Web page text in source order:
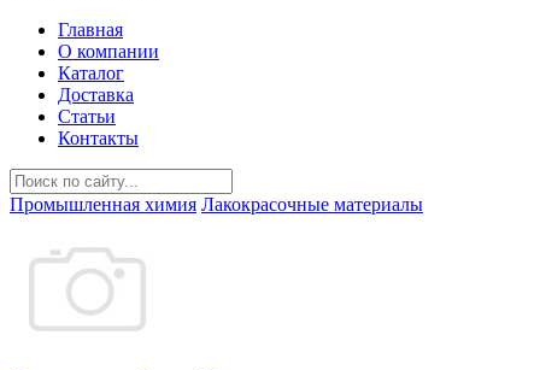
Главная
О компании
Каталог
Доставка
Статьи
Контакты
Промышленная химия Лакокрасочные материалы